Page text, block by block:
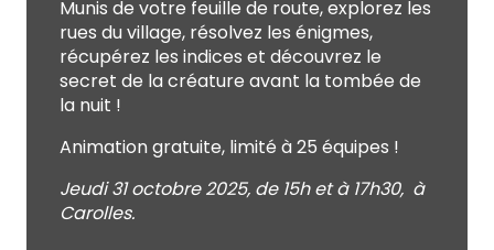
Munis de votre feuille de route, explorez les
rues du village, résolvez les énigmes,
récupérez les indices et découvrez le
secret de la créature avant la tombée de
la nuit !
Animation gratuite, limité à 25 équipes !
Jeudi 31 octobre 2025, de 15h et à 17h30, à
Carolles.